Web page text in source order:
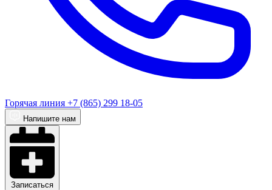
Горячая линия +7 (865) 299 18-05
Напишите нам
Записаться